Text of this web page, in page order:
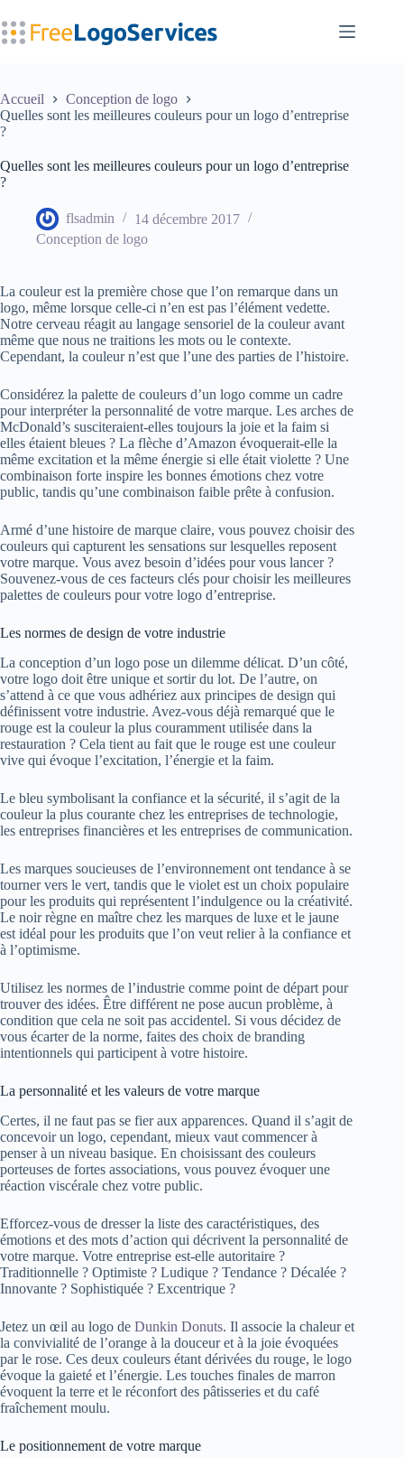
au
contenu
Accueil
Conception de logo
Quelles sont les meilleures couleurs pour un logo d’entreprise
?
Quelles sont les meilleures couleurs pour un logo d’entreprise
?
flsadmin
14 décembre 2017
Conception de logo
La couleur est la première chose que l’on remarque dans un
logo, même lorsque celle-ci n’en est pas l’élément vedette.
Notre cerveau réagit au langage sensoriel de la couleur avant
même que nous ne traitions les mots ou le contexte.
Cependant, la couleur n’est que l’une des parties de l’histoire.
Considérez la palette de couleurs d’un logo comme un cadre
pour interpréter la personnalité de votre marque. Les arches de
McDonald’s susciteraient-elles toujours la joie et la faim si
elles étaient bleues ? La flèche d’Amazon évoquerait-elle la
même excitation et la même énergie si elle était violette ? Une
combinaison forte inspire les bonnes émotions chez votre
public, tandis qu’une combinaison faible prête à confusion.
Armé d’une histoire de marque claire, vous pouvez choisir des
couleurs qui capturent les sensations sur lesquelles reposent
votre marque. Vous avez besoin d’idées pour vous lancer ?
Souvenez-vous de ces facteurs clés pour choisir les meilleures
palettes de couleurs pour votre logo d’entreprise.
Les normes de design de votre industrie
La conception d’un logo pose un dilemme délicat. D’un côté,
votre logo doit être unique et sortir du lot. De l’autre, on
s’attend à ce que vous adhériez aux principes de design qui
définissent votre industrie. Avez-vous déjà remarqué que le
rouge est la couleur la plus couramment utilisée dans la
restauration ? Cela tient au fait que le rouge est une couleur
vive qui évoque l’excitation, l’énergie et la faim.
Le bleu symbolisant la confiance et la sécurité, il s’agit de la
couleur la plus courante chez les entreprises de technologie,
les entreprises financières et les entreprises de communication.
Les marques soucieuses de l’environnement ont tendance à se
tourner vers le vert, tandis que le violet est un choix populaire
pour les produits qui représentent l’indulgence ou la créativité.
Le noir règne en maître chez les marques de luxe et le jaune
est idéal pour les produits que l’on veut relier à la confiance et
à l’optimisme.
Utilisez les normes de l’industrie comme point de départ pour
trouver des idées. Être différent ne pose aucun problème, à
condition que cela ne soit pas accidentel. Si vous décidez de
vous écarter de la norme, faites des choix de branding
intentionnels qui participent à votre histoire.
La personnalité et les valeurs de votre marque
Certes, il ne faut pas se fier aux apparences. Quand il s’agit de
concevoir un logo, cependant, mieux vaut commencer à
penser à un niveau basique. En choisissant des couleurs
porteuses de fortes associations, vous pouvez évoquer une
réaction viscérale chez votre public.
Efforcez-vous de dresser la liste des caractéristiques, des
émotions et des mots d’action qui décrivent la personnalité de
votre marque. Votre entreprise est-elle autoritaire ?
Traditionnelle ? Optimiste ? Ludique ? Tendance ? Décalée ?
Innovante ? Sophistiquée ? Excentrique ?
Jetez un œil au logo de Dunkin Donuts. Il associe la chaleur et
la convivialité de l’orange à la douceur et à la joie évoquées
par le rose. Ces deux couleurs étant dérivées du rouge, le logo
évoque la gaieté et l’énergie. Les touches finales de marron
évoquent la terre et le réconfort des pâtisseries et du café
fraîchement moulu.
Le positionnement de votre marque